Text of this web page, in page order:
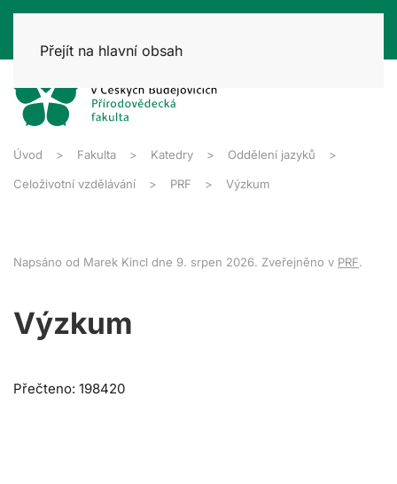
Přejít na hlavní obsah
Úvod Fakulta Katedry Oddělení jazyků
Celoživotní vzdělávání PRF Výzkum
Napsáno od Marek Kincl dne 9. srpen 2026. Zveřejněno v PRF.
Výzkum
Přečteno: 198420